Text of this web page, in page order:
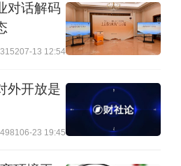
笔者了解到，首先是
度吸引了这些国际品
消费时代下，消费者
个性化，尤其是Z世代
对话解码
315207-13 12:54
外开放是
498106-23 19:45